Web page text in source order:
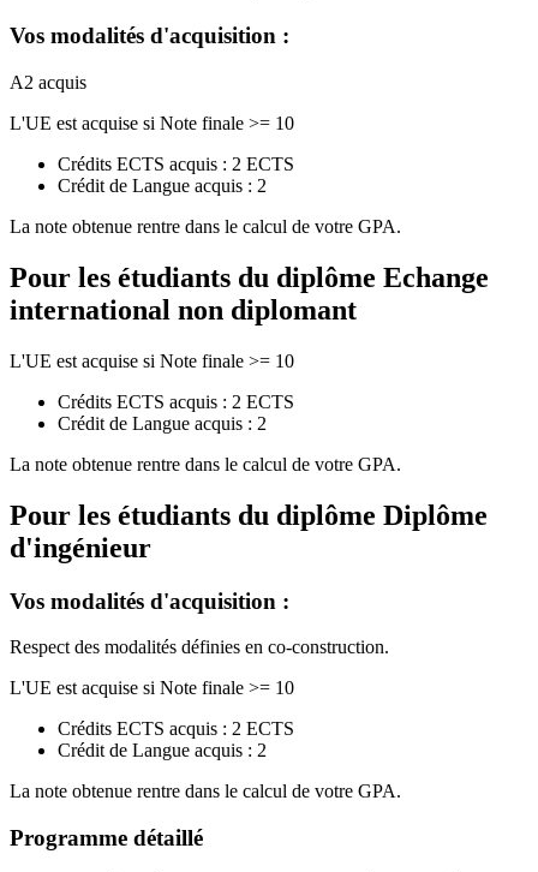
Vos modalités d'acquisition :
A2 acquis
L'UE est acquise si Note finale >= 10
Crédits ECTS acquis : 2 ECTS
Crédit de Langue acquis : 2
La note obtenue rentre dans le calcul de votre GPA.
Pour les étudiants du diplôme Echange
international non diplomant
L'UE est acquise si Note finale >= 10
Crédits ECTS acquis : 2 ECTS
Crédit de Langue acquis : 2
La note obtenue rentre dans le calcul de votre GPA.
Pour les étudiants du diplôme Diplôme
d'ingénieur
Vos modalités d'acquisition :
Respect des modalités définies en co-construction.
L'UE est acquise si Note finale >= 10
Crédits ECTS acquis : 2 ECTS
Crédit de Langue acquis : 2
La note obtenue rentre dans le calcul de votre GPA.
Programme détaillé